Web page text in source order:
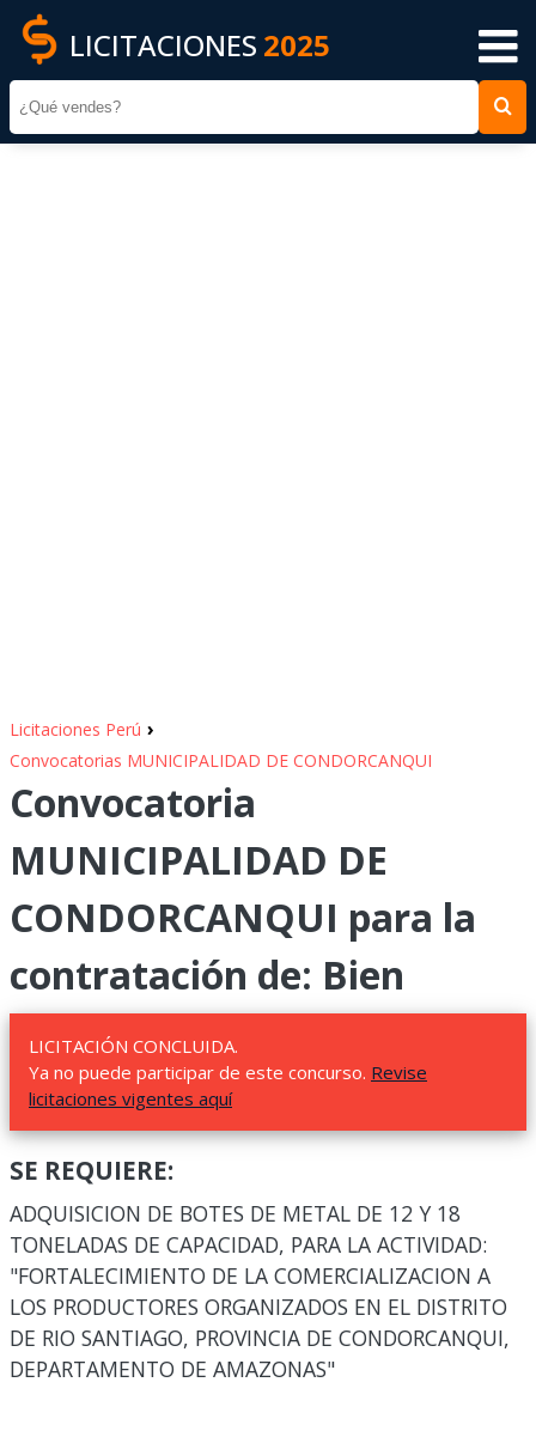
LICITACIONES 2025
Licitaciones Perú ›
Convocatorias MUNICIPALIDAD DE CONDORCANQUI
Convocatoria
MUNICIPALIDAD DE
CONDORCANQUI para la
contratación de: Bien
LICITACIÓN CONCLUIDA.
Ya no puede participar de este concurso. Revise
licitaciones vigentes aquí
SE REQUIERE:
ADQUISICION DE BOTES DE METAL DE 12 Y 18
TONELADAS DE CAPACIDAD, PARA LA ACTIVIDAD:
"FORTALECIMIENTO DE LA COMERCIALIZACION A
LOS PRODUCTORES ORGANIZADOS EN EL DISTRITO
DE RIO SANTIAGO, PROVINCIA DE CONDORCANQUI,
DEPARTAMENTO DE AMAZONAS"